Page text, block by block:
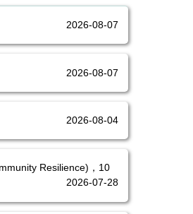
2026-08-07
2026-08-07
2026-08-04
Resilience)，10
2026-07-28